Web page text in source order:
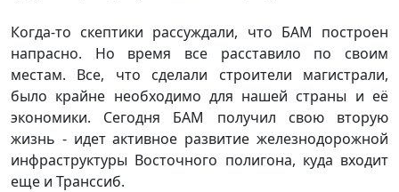
Когда-то скептики рассуждали, что БАМ построен
напрасно. Но время все расставило по своим
местам. Все, что сделали строители магистрали,
было крайне необходимо для нашей страны и её
экономики. Сегодня БАМ получил свою вторую
жизнь - идет активное развитие железнодорожной
инфраструктуры Восточного полигона, куда входит
еще и Транссиб.